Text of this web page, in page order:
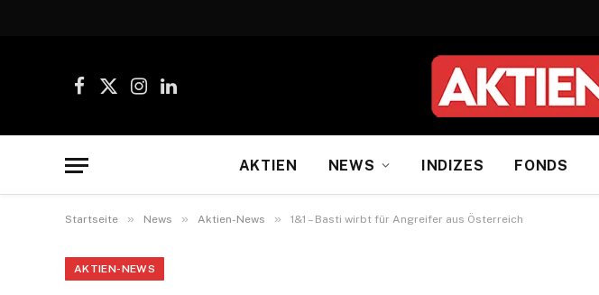
Facebook
X
InstagramLinkedIn
AKTIEN NEWS INDIZES FONDS
Startseite » News » Aktien-News » 1&1 – Basti wirbt für Angreifer aus Österreich
AKTIEN-NEWS